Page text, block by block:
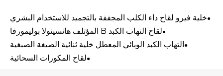
خلية فيرو لقاح داء الكلب المجففة بالتجميد للاستخدام البشري
لقاح التهاب الكبد B المؤتلف هانسينولا بوليمورفا
التهاب الكبد الوبائي المعطل خلية ثنائية الصيغة الصبغية
لقاح المكورات السحائية